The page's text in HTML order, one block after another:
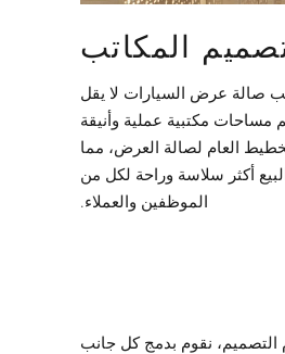
المكاتب
صالة عرض السيارات لا يقل
مكتبية عملية وأنيقة
العام لصالة العرض، مما
أكثر سلاسة وراحة لكل من
الموظفين والعملاء.
التصميم، نقوم بدمج كل جانب